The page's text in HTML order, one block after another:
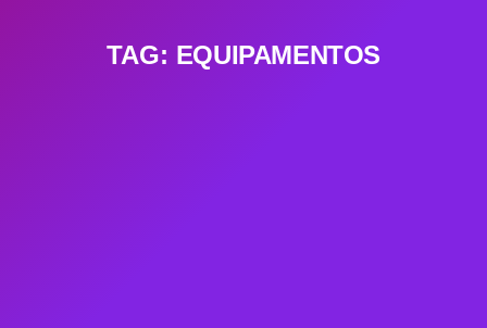
TAG: EQUIPAMENTOS